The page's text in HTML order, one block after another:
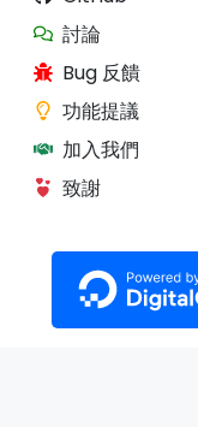
討論
Bug 反饋
功能提議
加入我們
致謝